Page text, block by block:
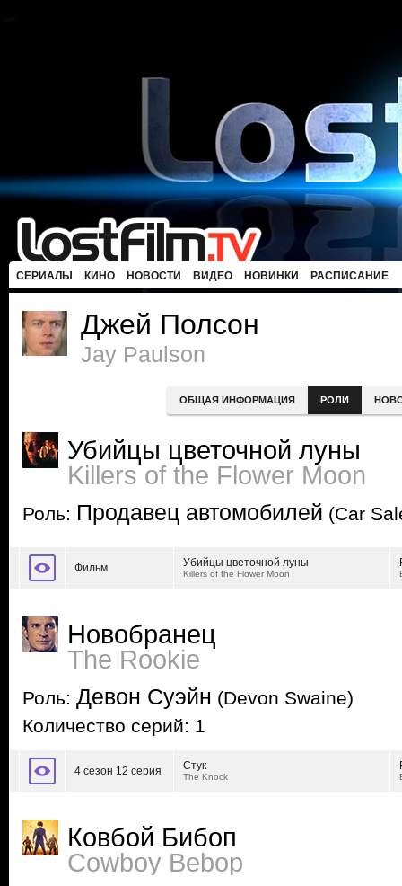
СЕРИАЛЫ КИНО НОВОСТИ ВИДЕО НОВИНКИ РАСПИСАНИЕ
Джей Полсон
Jay Paulson
ОБЩАЯ ИНФОРМАЦИЯ РОЛИ
Убийцы цветочной луны
Killers of the Flower Moon
Роль: Продавец автомобилей (Car
Фильм Убийцы цветочной луны
Killers of the Flower Moon
Новобранец
The Rookie
Роль: Девон Суэйн (Devon Swaine)
Количество серий: 1
4 сезон 12 серия Стук
The Knock
Ковбой Бибоп
Cowboy Bebop